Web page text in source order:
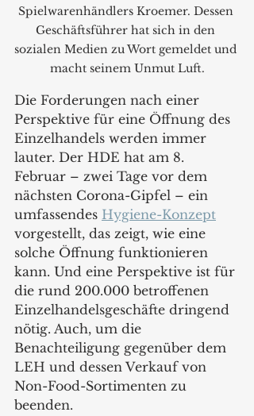
Spielwarenhändlers Kroemer. Dessen
Geschäftsführer hat sich in den
sozialen Medien zu Wort gemeldet und
macht seinem Unmut Luft.
Die Forderungen nach einer
Perspektive für eine Öffnung des
Einzelhandels werden immer
lauter. Der HDE hat am 8.
Februar – zwei Tage vor dem
nächsten Corona-Gipfel – ein
umfassendes Hygiene-Konzept
vorgestellt, das zeigt, wie eine
solche Öffnung funktionieren
kann. Und eine Perspektive ist für
die rund 200.000 betroffenen
Einzelhandelsgeschäfte dringend
nötig. Auch, um die
Benachteiligung gegenüber dem
LEH und dessen Verkauf von
Non-Food-Sortimenten zu
beenden.